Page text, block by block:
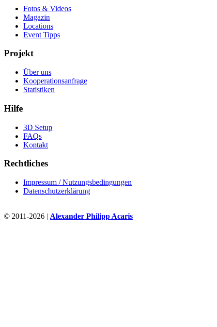
Fotos & Videos
Magazin
Locations
Event Tipps
Projekt
Über uns
Kooperationsanfrage
Statistiken
Hilfe
3D Setup
FAQs
Kontakt
Rechtliches
Impressum / Nutzungsbedingungen
Datenschutzerklärung
© 2011-2026 | Alexander Philipp Acaris